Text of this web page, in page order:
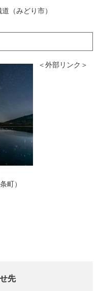
（みどり市）
＜外部リンク＞
町）
先